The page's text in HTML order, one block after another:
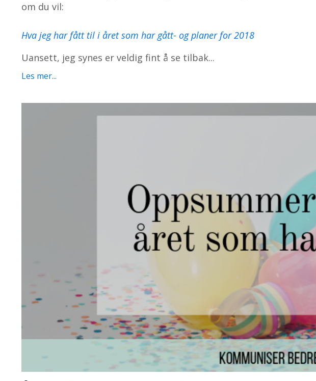
om du vil:
Hva jeg har fått til i året som har gått- og planer for 2018
Uansett, jeg synes er veldig fint å se tilbak...
Les mer...